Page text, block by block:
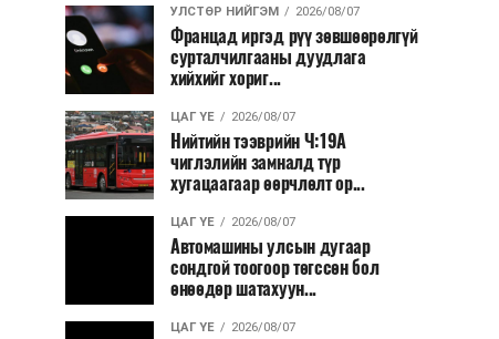
УЛСТӨР НИЙГЭМ 2026/08/07
Францад иргэд рүү зөвшөөрөлгүй
сурталчилгааны дуудлага
хийхийг хориг...
ЦАГ ҮЕ 2026/08/07
Нийтийн тээврийн Ч:19А
чиглэлийн замналд түр
хугацаагаар өөрчлөлт ор...
ЦАГ ҮЕ 2026/08/07
Автомашины улсын дугаар
сондгой тоогоор төгссөн бол
өнөөдөр шатахуун...
ЦАГ ҮЕ 2026/08/07